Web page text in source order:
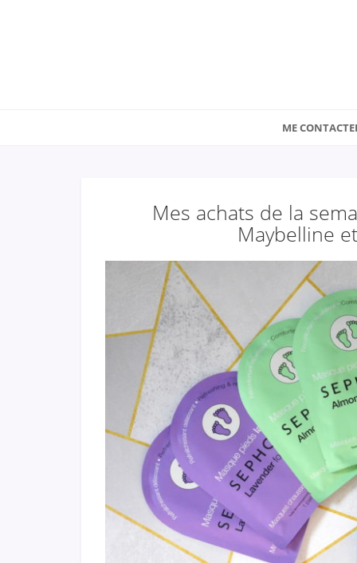
ME
Mes achats de la
Maybelline